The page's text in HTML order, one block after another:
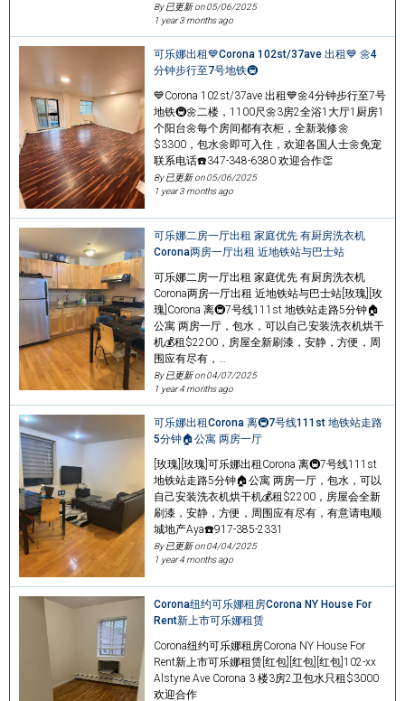
By 已更新 on05/06/2025
1 year 3 months ago
可乐娜出租💙Corona 102st/37ave 出租💙 🌼4
分钟步行至7号地铁🚇
💙Corona 102st/37ave 出租💙🌼4分钟步行至7号
地铁🚇🌼二楼，1100尺🌼3房2全浴1大厅1厨房1
个阳台🌼每个房间都有衣柜，全新装修🌼
$3300，包水🌼即可入住，欢迎各国人士🌼免宠
联系电话☎️347-348-6380 欢迎合作👏
By 已更新 on05/06/2025
1 year 3 months ago
可乐娜二房一厅出租 家庭优先 有厨房洗衣机
Corona两房一厅出租 近地铁站与巴士站
可乐娜二房一厅出租 家庭优先 有厨房洗衣机
Corona两房一厅出租 近地铁站与巴士站[玫瑰][玫
瑰]Corona 离🚇7号线111st 地铁站走路5分钟🏠
公寓 两房一厅，包水，可以自己安装洗衣机烘干
机💰租$2200，房屋全新刷漆，安静，方便，周
围应有尽有，…
By 已更新 on04/07/2025
1 year 4 months ago
可乐娜出租Corona 离🚇7号线111st 地铁站走路
5分钟🏠公寓 两房一厅
[玫瑰][玫瑰]可乐娜出租Corona 离🚇7号线111st
地铁站走路5分钟🏠公寓 两房一厅，包水，可以
自己安装洗衣机烘干机💰租$2200，房屋会全新
刷漆，安静，方便，周围应有尽有，有意请电顺
城地产Aya☎️917-385-2331
By 已更新 on04/04/2025
1 year 4 months ago
Corona纽约可乐娜租房Corona NY House For
Rent新上市可乐娜租赁
Corona纽约可乐娜租房Corona NY House For
Rent新上市可乐娜租赁[红包][红包][红包]102-xx
Alstyne Ave Corona 3 楼3房2卫包水只租$3000
欢迎合作